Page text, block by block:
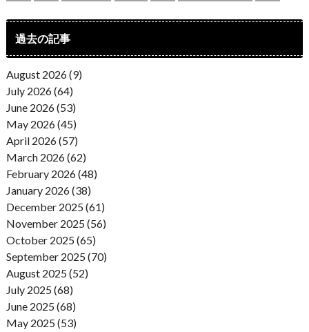
過去の記事
August 2026 (9)
July 2026 (64)
June 2026 (53)
May 2026 (45)
April 2026 (57)
March 2026 (62)
February 2026 (48)
January 2026 (38)
December 2025 (61)
November 2025 (56)
October 2025 (65)
September 2025 (70)
August 2025 (52)
July 2025 (68)
June 2025 (68)
May 2025 (53)